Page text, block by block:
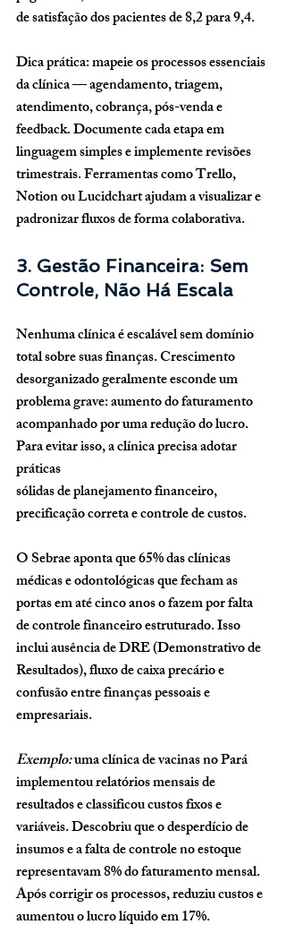
de satisfação dos pacientes de 8,2 para 9,4.
Dica prática: mapeie os processos essenciais
da clínica — agendamento, triagem,
atendimento, cobrança, pós-venda e
feedback. Documente cada etapa em
linguagem simples e implemente revisões
trimestrais. Ferramentas como Trello,
Notion ou Lucidchart ajudam a visualizar e
padronizar fluxos de forma colaborativa.
3. Gestão Financeira: Sem
Controle, Não Há Escala
Nenhuma clínica é escalável sem domínio
total sobre suas finanças. Crescimento
desorganizado geralmente esconde um
problema grave: aumento do faturamento
acompanhado por uma redução do lucro.
Para evitar isso, a clínica precisa adotar
práticas
sólidas de planejamento financeiro,
precificação correta e controle de custos.
O Sebrae aponta que 65% das clínicas
médicas e odontológicas que fecham as
portas em até cinco anos o fazem por falta
de controle financeiro estruturado. Isso
inclui ausência de DRE (Demonstrativo de
Resultados), fluxo de caixa precário e
confusão entre finanças pessoais e
empresariais.
Exemplo: uma clínica de vacinas no Pará
implementou relatórios mensais de
resultados e classificou custos fixos e
variáveis. Descobriu que o desperdício de
insumos e a falta de controle no estoque
representavam 8% do faturamento mensal.
Após corrigir os processos, reduziu custos e
aumentou o lucro líquido em 17%.